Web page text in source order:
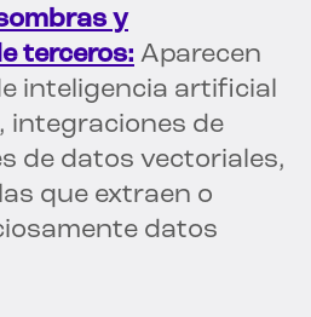
y
terceros: Aparecen
inteligencia artificial
integraciones de
de datos vectoriales,
que extraen o
datos